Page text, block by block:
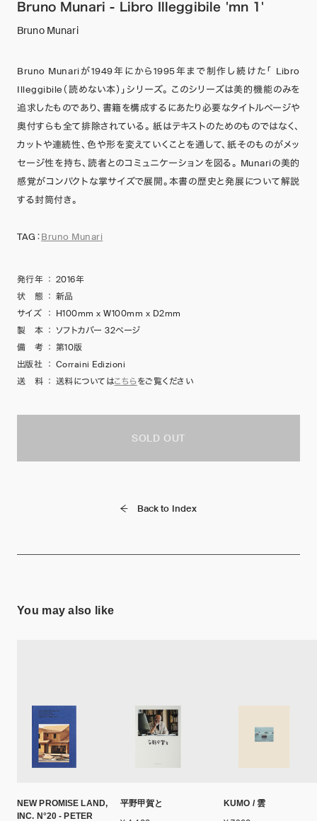
Bruno Munari - Libro Illeggibile 'mn 1'
Bruno Munari
Bruno Munariが1949年にから1995年まで制作し続けた「 Libro
Illeggibile（読めない本）」シリーズ。 このシリーズは美的機能のみを
追求したものであり、書籍を構成するにあたり必要なタイトルページや
奥付すらも全て排除されている。 紙はテキストのためのものではなく、
カットや連続性、色や形を変えていくことを通して、紙そのものがメッ
セージ性を持ち、読者とのコミュニケーションを図る。 Munariの美的
感覚がコンパクトな掌サイズで展開。本書の歴史と発展について解説
する封筒付き。
TAG：Bruno Munari
発行年 ： 2016年
状 態 ： 新品
サイズ
： H100mm x W100mm x D2mm
製 本 ： ソフトカバー 32ページ
備 考 ： 第10版
出版社 ： Corraini Edizioni
送 料 ： 送料についてはこちらをご覧ください
SOLD OUT
Back to Index
You may also like
NEW PROMISE LAND,
INC. N°20 - PETER
平野甲賀と
KUMO / 雲